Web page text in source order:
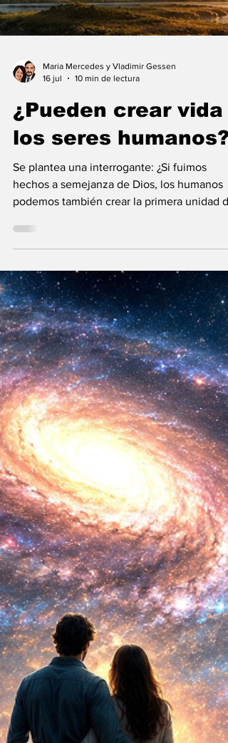
Maria Mercedes y Vladimir Gessen
10 min de lectura
¿Pueden crear vida
los seres humanos?
hechos a semejanza de Dios, los humanos
podemos también crear la primera unidad
la existencia?... “SpudCell”, una célula
sintética desarrollada en laboratorio abre
nueva era científica que desafía nuestras
ideas sobre la creación... ¿Podemos crear
biológica? Durante siglos creímos que la
mayor aspiración de la inteligencia humana
consistía en comprender la vida. Hoy
comienza a aparecer una posibilidad todavía
más desconcer